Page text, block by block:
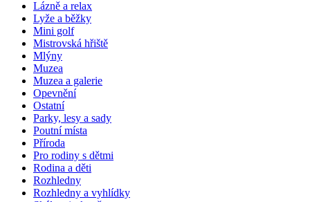
Lázně a relax
Lyže a běžky
Mini golf
Mistrovská hřiště
Mlýny
Muzea
Muzea a galerie
Opevnění
Ostatní
Parky, lesy a sady
Poutní místa
Příroda
Pro rodiny s dětmi
Rodina a děti
Rozhledny
Rozhledny a vyhlídky